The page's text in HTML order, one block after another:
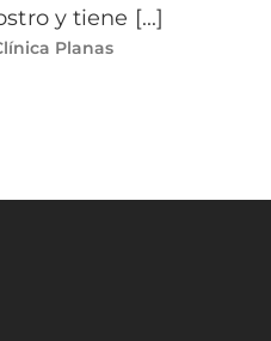
y tiene [...]
Planas